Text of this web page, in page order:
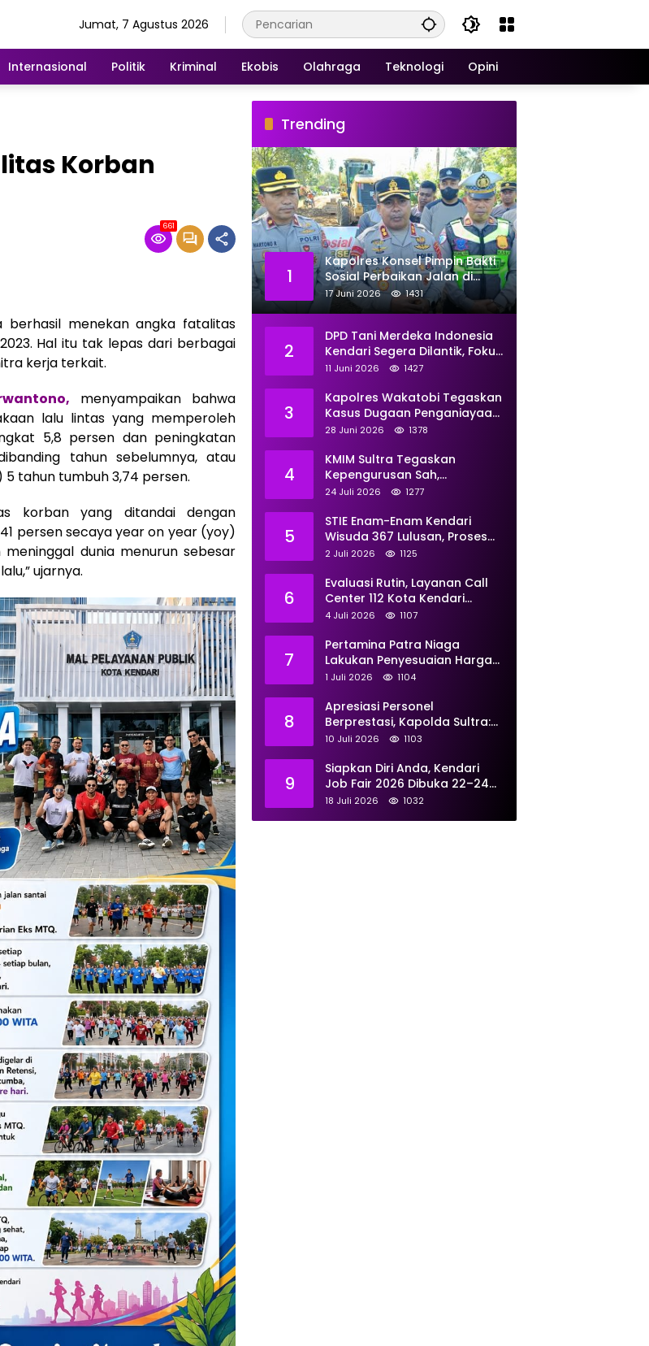
Jumat, 7 Agustus 2026
Internasional Politik Kriminal Ekobis Olahraga Teknologi Opini
Korban
661
berhasil menekan angka fatalitas
Hal itu tak lepas dari berbagai
kerja terkait.
menyampaikan bahwa
lalu lintas yang memperoleh
5,8 persen dan peningkatan
tahun sebelumnya, atau
tahun tumbuh 3,74 persen.
korban yang ditandai dengan
persen secaya year on year (yoy)
dunia menurun sebesar
ujarnya.
Trending
1
Kapolres Konsel Pimpin Bakti
Sosial Perbaikan Jalan di
Kecamatan Laeya, 19 Titik
Rusak Siap Ditambal
17 Juni 2026 1431
2
DPD Tani Merdeka Indonesia
Kendari Segera Dilantik, Fokus
Perkuat Pemberdayaan
11 Juni 2026 1427
3
Kapolres Wakatobi Tegaskan
Kasus Dugaan Penganiayaan
Dua Remaja oleh Dua
Profesional
28 Juni 2026 1378
4
KMIM Sultra Tegaskan
Kepengurusan Sah,
Peringatkan Klaim Ketua
24 Juli 2026 1277
5
STIE Enam-Enam Kendari
Wisuda 367 Lulusan, Proses
Transformasi Menuju
Kemendiktisaintek
2 Juli 2026 1125
6
Evaluasi Rutin, Layanan Call
Center 112 Kota Kendari
Tangani 167 Laporan Selama
4 Juli 2026 1107
7
Pertamina Patra Niaga
Lakukan Penyesuaian Harga
BBM Non Subsidi Per 1 Juli
1 Juli 2026 1104
8
Apresiasi Personel
Berprestasi, Kapolda Sultra:
Tunjukkan Kompetensi
10 Juli 2026 1103
9
Siapkan Diri Anda, Kendari
Job Fair 2026 Dibuka 22–24
Juli: Sediakan 700 Lowongan
18 Juli 2026 1032